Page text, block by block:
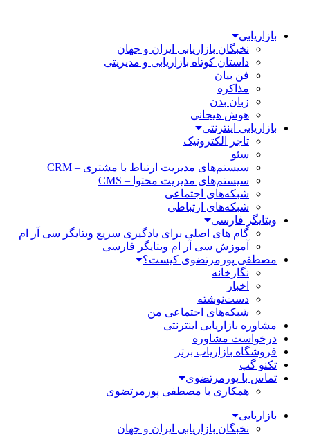
بازاریابی
نخبگان بازاریابی ایران و جهان
داستان کوتاه بازاریابی و مدیریتی
فن بیان
مذاکره
زبان بدن
هوش هیجانی
بازاریابی اینترنتی
تاجر الکترونیک
سئو
سیستم‌های مدیریت ارتباط با مشتری – CRM
سیستم‌های مدیریت محتوا – CMS
شبکه‌های اجتماعی
شبکه‌های ارتباطی
ویتایگر فارسی
گام های اصلی برای یادگیری سریع ویتایگر سی آر ام
آموزش سی آر ام ویتایگر فارسی
مصطفی پورمرتضوی کیست؟
نگارخانه
اخبار
دست‌نوشته
شبکه‌های اجتماعی من
مشاوره بازاریابی اینترنتی
درخواست مشاوره
فروشگاه بازاریاب برتر
تکنو گپ
تماس با پورمرتضوی
همکاری با مصطفی پورمرتضوی
بازاریابی
نخبگان بازاریابی ایران و جهان